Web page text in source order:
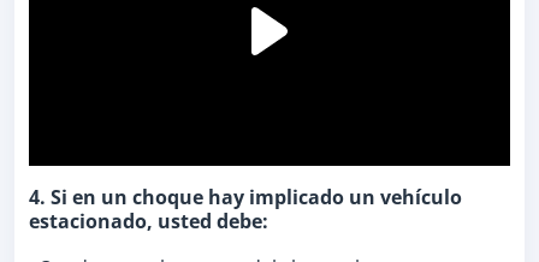
4. Si en un choque hay implicado un vehículo
estacionado, usted debe: